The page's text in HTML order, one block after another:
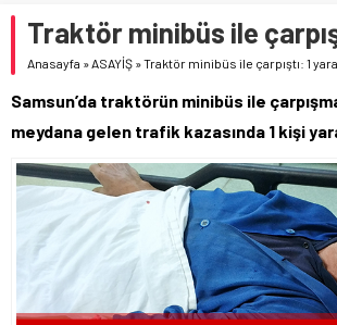
Traktör minibüs ile
Anasayfa »ASAYİŞ »Traktör minibüs ile çarpıştı: 1
Samsun’da traktörün minibüs ile
meydana gelen trafik kazasında 1 kişi